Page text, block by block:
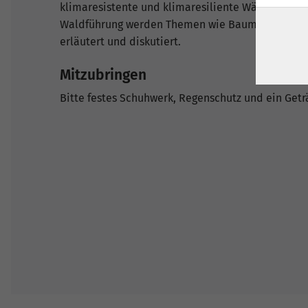
klimaresistente und klimaresiliente Wälder
Waldführung werden Themen wie
erläutert und diskutiert.
Mitzubringen
Bitte festes Schuhwerk, Regenschutz und ein